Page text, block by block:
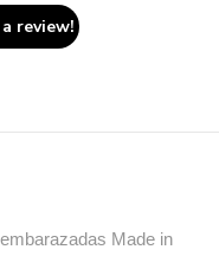
review!
Made in